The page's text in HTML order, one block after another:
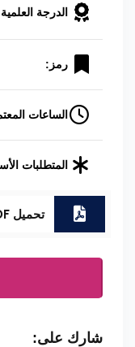
الدرجة العلمية
رمز:
الساعات
المتطلبات
تحميل PDF
شارك على: